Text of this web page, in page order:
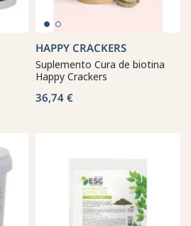
HAPPY CRACKERS
Suplemento Cura de biotina
Happy Crackers
36,74 €